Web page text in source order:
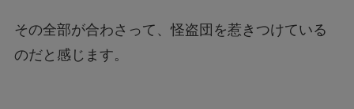
その全部が合わさって、怪盗団を惹きつけている
のだと感じます。